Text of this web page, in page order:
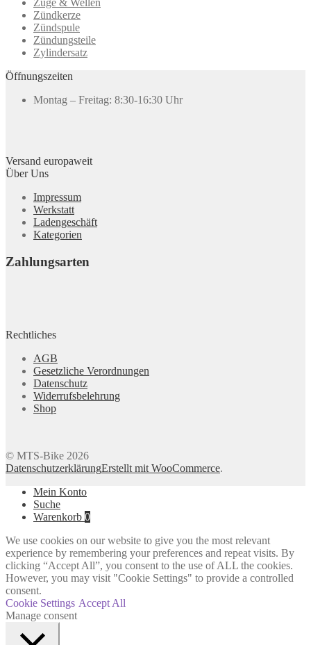
Züge & Wellen
Zündkerze
Zündspule
Zündungsteile
Zylindersatz
Öffnungszeiten
Montag – Freitag: 8:30-16:30 Uhr
Versand europaweit
Über Uns
Impressum
Werkstatt
Ladengeschäft
Kategorien
Zahlungsarten
Rechtliches
AGB
Gesetzliche Verordnungen
Datenschutz
Widerrufsbelehrung
Shop
© MTS-Bike 2026
DatenschutzerklärungErstellt mit WooCommerce.
Mein Konto
Suche
Warenkorb 0
We use cookies on our website to give you the most relevant
experience by remembering your preferences and repeat visits. By
clicking “Accept All”, you consent to the use of ALL the cookies.
However, you may visit "Cookie Settings" to provide a controlled
consent.
Cookie Settings Accept All
Manage consent